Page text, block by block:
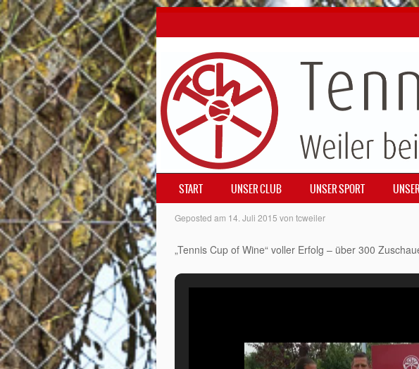
MENÜ
SKIP TO CONTENT
START UNSER CLUB UNSER SPORT
Geposted am 14. Juli 2015 von tcweiler
„Tennis Cup of Wine“ voller Erfolg – über 300